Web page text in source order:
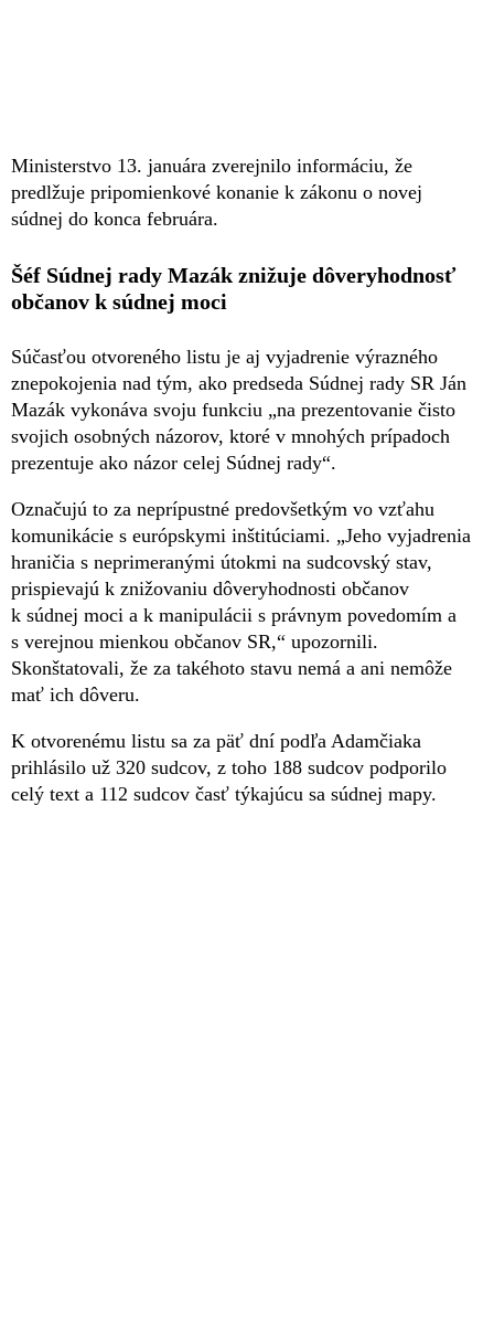
Ministerstvo 13. januára zverejnilo informáciu, že
predlžuje pripomienkové konanie k zákonu o novej
súdnej do konca februára.
Šéf Súdnej rady Mazák znižuje dôveryhodnosť
občanov k súdnej moci
Súčasťou otvoreného listu je aj vyjadrenie výrazného
znepokojenia nad tým, ako predseda Súdnej rady SR Ján
Mazák vykonáva svoju funkciu „na prezentovanie čisto
svojich osobných názorov, ktoré v mnohých prípadoch
prezentuje ako názor celej Súdnej rady“.
Označujú to za neprípustné predovšetkým vo vzťahu
komunikácie s európskymi inštitúciami. „Jeho vyjadrenia
hraničia s neprimeranými útokmi na sudcovský stav,
prispievajú k znižovaniu dôveryhodnosti občanov
k súdnej moci a k manipulácii s právnym povedomím a
s verejnou mienkou občanov SR,“ upozornili.
Skonštatovali, že za takéhoto stavu nemá a ani nemôže
mať ich dôveru.
K otvorenému listu sa za päť dní podľa Adamčiaka
prihlásilo už 320 sudcov, z toho 188 sudcov podporilo
celý text a 112 sudcov časť týkajúcu sa súdnej mapy.